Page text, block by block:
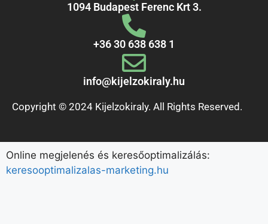
1094 Budapest Ferenc Krt 3.
+36 30 638 638 1
info@kijelzokiraly.hu
Copyright © 2024 Kijelzokiraly. All Rights Reserved.
Online megjelenés és keresőoptimalizálás:
keresooptimalizalas-marketing.hu